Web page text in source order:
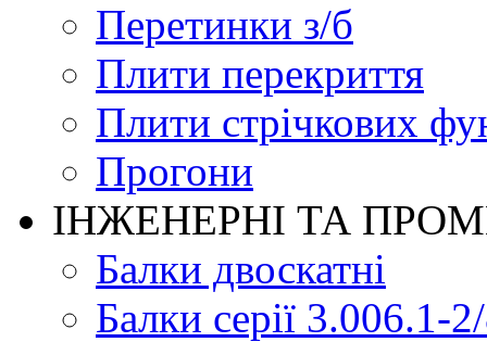
Перетинки з/б
Плити перекриття
Плити стрічкових
Прогони
ІНЖЕНЕРНІ ТА
Балки двоскатні
Балки серії 3.006.1-